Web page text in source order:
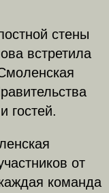
стены
встретила
гостей.
от
команда